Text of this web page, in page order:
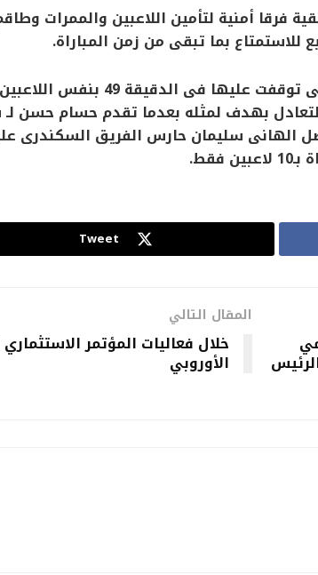
فرقا أمنية لتأمين اللاعبين والممرات
للاستمتاع بما تبقى من زمن المباراة.
وتلعب المباراة اليوم بنفس الظروف التى توقفت
بهدف لمثله بعدما تقدم حسام حسن
الهانى سليمان حارس الفريق السكندرى
Tweet
المقال التالي
خلال فعاليات المؤتمر
الأوروبي